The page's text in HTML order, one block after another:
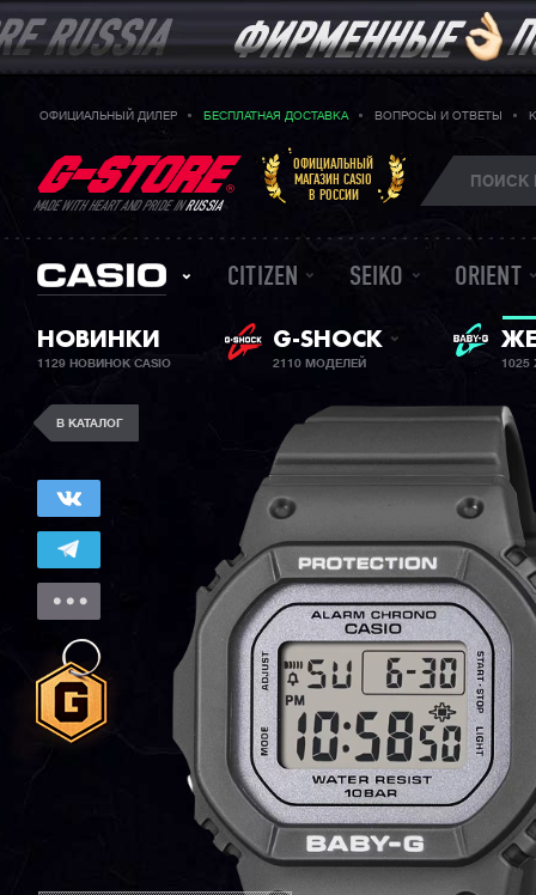
ОФИЦИАЛЬНЫЙ ДИЛЕР БЕСПЛАТНАЯ ДОСТАВКА ВОПРОСЫ И ОТВЕТЫ
MADE WITH HEART AND PRIDE INRUSSIA
ОФИЦИАЛЬНЫЙ
МАГАЗИН CASIO
В РОССИИ
CITIZEN SEIKO ORIENT
НОВИНКИ
1129 НОВИНОК CASIO
G-SHOCK
2110 МОДЕЛЕЙ
В КАТАЛОГ